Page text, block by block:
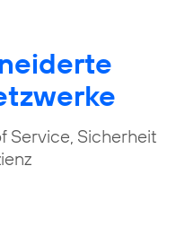
Service, Sicherheit